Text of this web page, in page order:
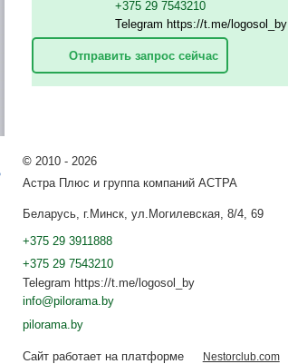
+375 29 7543210
Telegram https://t.me/logosol_by
Отправить запрос сейчас
© 2010 - 2026
Астра Плюс и группа компаний АСТРА
Беларусь, г.Минск, ул.Могилевская, 8/4, 69
+375 29 3911888
+375 29 7543210
Telegram https://t.me/logosol_by
info@pilorama.by
pilorama.by
Сайт работает на платформе Nestorclub.com